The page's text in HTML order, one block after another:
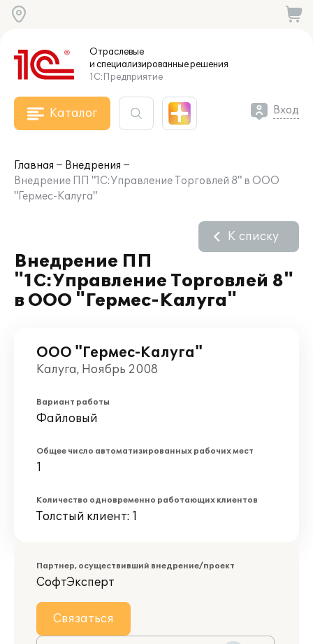
Отраслевые
и специализированныерешения
1С:Предприятие
Каталог Вход
Главная
Внедрения
Внедрение ПП "1С:Управление Торговлей 8" в ООО
"Гермес-Калуга"
Внедрение ПП
"1С:Управление Торговлей 8"
в ООО "Гермес-Калуга"
К списку
ООО "Гермес-Калуга"
Калуга, Ноябрь 2008
Вариант работы
Файловый
Общее число автоматизированных рабочих мест
1
Количество одновременно работающих клиентов
Толстый клиент: 1
Партнер, осуществивший внедрение/проект
СофтЭксперт
Связаться